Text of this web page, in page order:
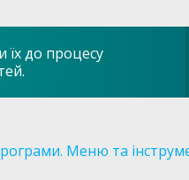
їх до процесу
Меню та